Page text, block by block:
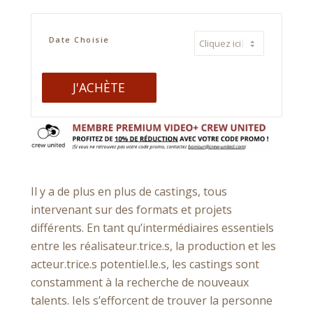
Date Choisie
J'ACHÈTE
Alternative:
Il y a de plus en plus de castings, tous
intervenant sur des formats et projets
différents. En tant qu’intermédiaires essentiels
entre les réalisateur.trice.s, la production et les
acteur.trice.s potentiel.le.s, les castings sont
constamment à la recherche de nouveaux
talents. Iels s’efforcent de trouver la personne